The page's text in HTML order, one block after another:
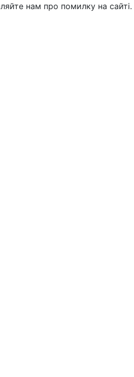
нам про помилку на сайті.